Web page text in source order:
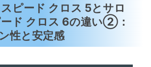
ピード クロス 5とサロ
ド クロス 6の違い②：
性と安定感